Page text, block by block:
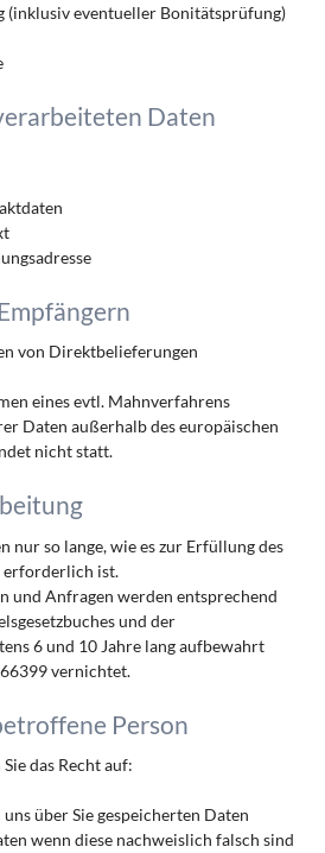
(inklusiv eventueller Bonitätsprüfung)
Daten
von Direktbelieferungen
eines evtl. Mahnverfahrens
Daten außerhalb des europäischen
nicht statt.
nur so lange, wie es zur Erfüllung des
erforderlich ist.
und Anfragen werden entsprechend
und der
6 und 10 Jahre lang aufbewahrt
vernichtet.
Person
das Recht auf:
über Sie gespeicherten Daten
wenn diese nachweislich falsch sind